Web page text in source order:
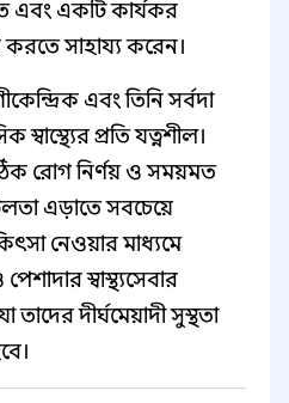
এবং একটি কার্যকর
করতে সাহায্য করেন।
এবং তিনি সর্বদা
প্রতি যত্নশীল।
রোগ নির্ণয় ও সময়মত
এড়াতে সবচেয়ে
নেওয়ার মাধ্যমে
স্বাস্থ্যসেবার
দীর্ঘমেয়াদী সুস্থতা